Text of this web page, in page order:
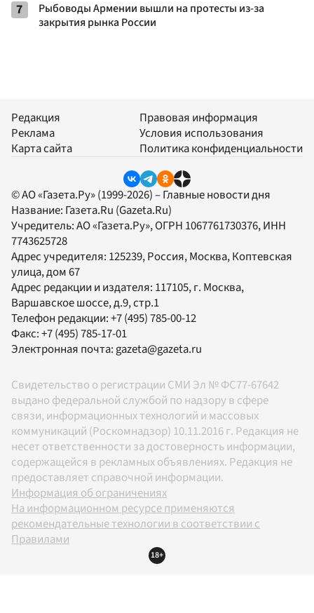
7
Рыбоводы Армении вышли на протесты из-за
закрытия рынка России
Редакция
Реклама
Карта сайта
Правовая информация
Условия использования
Политика конфиденциальности
© АО «Газета.Ру» (1999-2026) – Главные новости дня
Название: Газета.Ru (Gazeta.Ru)
Учредитель:АО «Газета.Ру», ОГРН 1067761730376, ИНН
7743625728
Адрес учредителя: 125239, Россия, Москва, Коптевская
улица, дом 67
Адрес редакции и издателя: 117105, г. Москва,
Варшавское шоссе, д.9, стр.1
Телефон редакции:+7 (495) 785-00-12
Факс:+7 (495) 785-17-01
Электронная почта: gazeta@gazeta.ru
Свидетельство о регистрации СМИ Эл № ФС77-67642
выдано федеральной службой по надзору в сфере
связи, информационных технологий и массовых
коммуникаций (Роскомнадзор) 10.11.2016 г. Редакция не
несет ответственности за достоверность информации,
содержащейся в рекламных объявлениях. Редакция не
предоставляет справочной информации.
Информация об ограничениях
На информационном ресурсе применяются
рекомендательные технологии в соответствии с
Правилами
18+